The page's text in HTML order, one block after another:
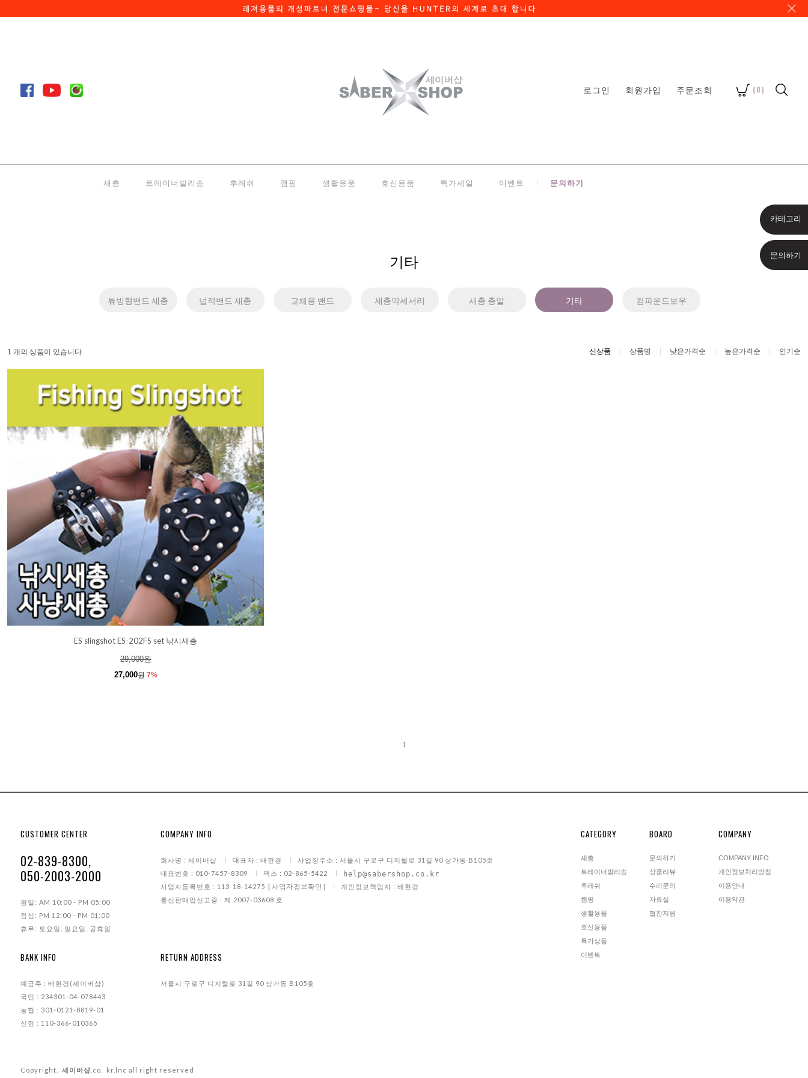
로그인 회원가입 주문조회 (0)
새총 트레이너발리송 후레쉬 캠핑 생활용품 호신용품 특가세일 이벤트 문의하기
카테고리
문의하기
기타
튜빙형밴드 새총 넙적밴드 새총 교체용 밴드 새총악세서리 새총 총알 기타 컴파운드보우
1 개의 상품이 있습니다 신상품 상품명 낮은가격순 높은가격순 인기순
ES slingshot ES-202FS set 낚시새총
29,000원
27,000원 7%
1
CUSTOMER CENTER
02-839-8300,
050-2003-2000
평일: AM 10:00 - PM 05:00
점심: PM 12:00 - PM 01:00
휴무: 토요일, 일요일, 공휴일
BANK INFO
예금주 : 배현경(세이버샵)
국민 : 234301-04-078443
농협 : 301-0121-8819-01
신한 : 110-366-010365
COMPANY INFO
회사명 : 세이버샵 대표자 : 배현경
사업장주소 : 서울시 구로구 디지털로 31길 90 상가동 B105호
대표번호 : 010-7457-8309
팩스 : 02-865-5422 help@sabershop.co.kr
사업자등록번호 : 113-18-14275 [사업자정보확인]
개인정보책임자 : 배현경
통신판매업신고증 : 제 2007-03608 호
RETURN ADDRESS
서울시 구로구 디지털로 31길 90 상가동 B105호
Copyright. 세이버샵 .co. kr.lnc all right reserved
CATEGORY
새총
트레이너발리송
후레쉬
캠핑
생활용품
호신용품
특가상품
이벤트
BOARD
문의하기
상품리뷰
수리문의
자료실
협찬지원
COMPANY
COMPANY INFO
개인정보처리방침
이용안내
이용약관